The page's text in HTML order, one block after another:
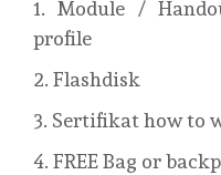
Module /
profile
Flashdisk
Sertifikat how to
FREE Bag or